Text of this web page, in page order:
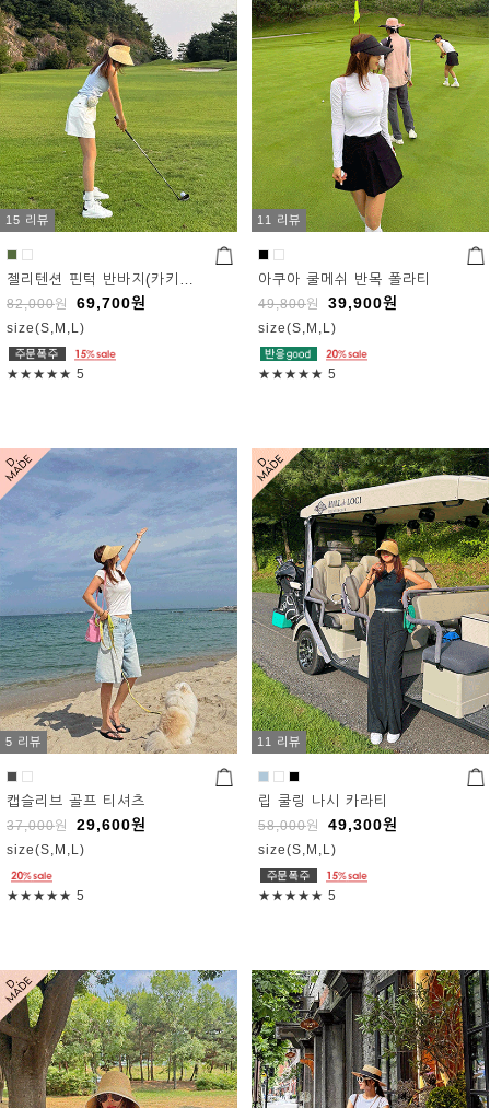
15 리뷰
82,000원 69,700원
size(S,M,L)
★★★★★ 5
11 리뷰
아쿠아 쿨메쉬 반목 폴라티
49,800원 39,900원
size(S,M,L)
★★★★★ 5
5 리뷰
캡슬리브 골프 티셔츠
37,000원 29,600원
size(S,M,L)
★★★★★ 5
11 리뷰
립 쿨링 나시 카라티
58,000원 49,300원
size(S,M,L)
★★★★★ 5